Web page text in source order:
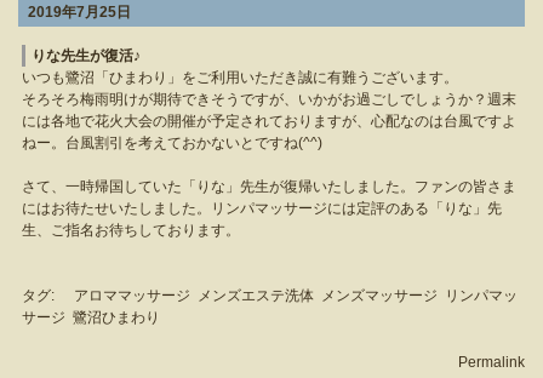
2019年7月25日
りな先生が復活♪
いつも鷺沼「ひまわり」をご利用いただき誠に有難うございます。
そろそろ梅雨明けが期待できそうですが、いかがお過ごしでしょうか？週末
には各地で花火大会の開催が予定されておりますが、心配なのは台風ですよ
ねー。台風割引を考えておかないとですね(^^)
さて、一時帰国していた「りな」先生が復帰いたしました。ファンの皆さま
にはお待たせいたしました。リンパマッサージには定評のある「りな」先
生、ご指名お待ちしております。
タグ: アロママッサージ メンズエステ洗体 メンズマッサージ
リンパマッ
サージ 鷺沼ひまわり
Permalink